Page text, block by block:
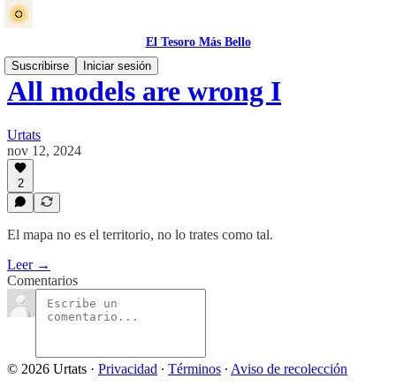
El Tesoro Más Bello
Suscribirse
Iniciar sesión
All models are wrong I
Urtats
nov 12, 2024
2
El mapa no es el territorio, no lo trates como tal.
Leer →
Comentarios
© 2026 Urtats · Privacidad ∙ Términos ∙ Aviso de recolección